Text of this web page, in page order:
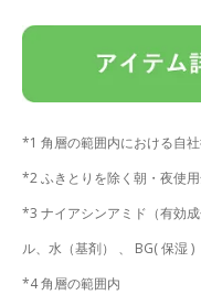
*1 角層の範囲内における自
*2 ふきとりを除く朝・夜使
*3 ナイアシンアミド（有効
ル、水（基剤） 、 BG( 保湿 )
*4 角層の範囲内